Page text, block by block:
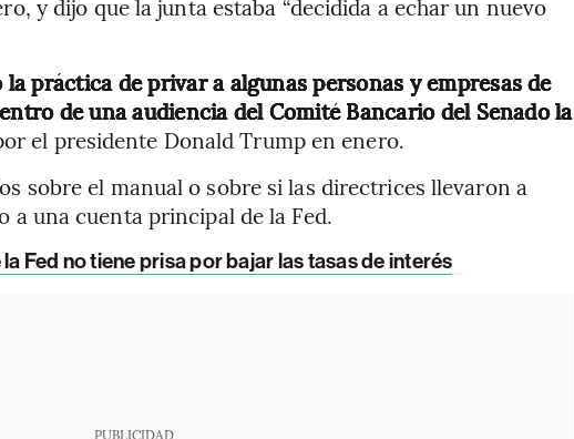
y dijo que la junta estaba “decidida a echar un nuevo
práctica de privar a algunas personas y empresas de
de una audiencia del Comité Bancario del Senado la
el presidente Donald Trump en enero.
sobre el manual o sobre si las directrices llevaron a
a una cuenta principal de la Fed.
Fed no tiene prisa por bajar las tasas de interés
PUBLICIDAD